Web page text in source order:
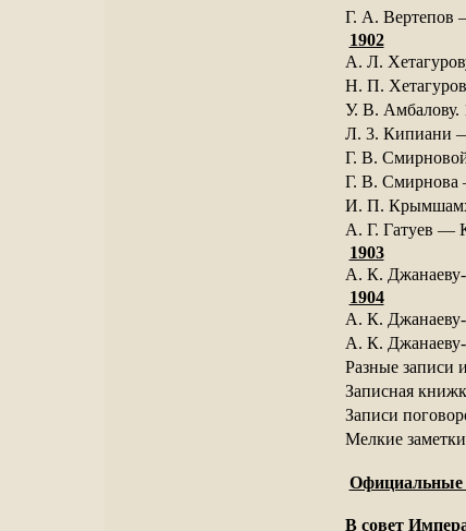
Г. А. Вертепов
1902
А. Л.
Н. П.
У. В. Амбалову.
Л. 3. Кипиани
Г. В.
Г. В. Смирнова
И. П.
А. Г. Гатуев —
1903
А. К. Джанаеву-
1904
А. К. Джанаеву-
А. К. Джанаеву-
Разные записи
Записная
Записи
Мелкие
Официальные
В совет